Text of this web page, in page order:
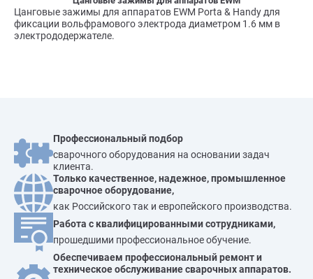
Цанговые зажимы для аппаратов EWM Porta & Handy для
фиксации вольфрамового электрода диаметром 1.6 мм в
электрододержателе.
Профессиональный подбор
сварочного оборудования на основании задач
клиента.
Только качественное, надежное, промышленное
сварочное оборудование,
как Российского так и европейского производства.
Работа с квалифицированными сотрудниками,
прошедшими профессиональное обучение.
Обеспечиваем профессиональный ремонт и
техническое обслуживание сварочных аппаратов.